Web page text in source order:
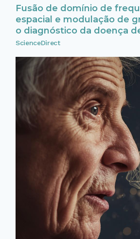
Fusão de domínio de
espacial e modulação de
o diagnóstico da doença
ScienceDirect